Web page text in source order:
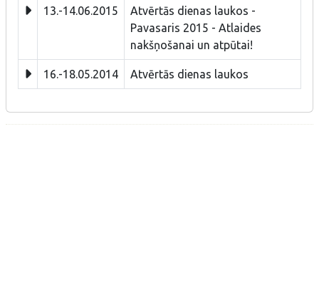
13.-14.06.2015
Atvērtās dienas laukos -
Pavasaris 2015 - Atlaides
nakšņošanai un atpūtai!
16.-18.05.2014 Atvērtās dienas laukos